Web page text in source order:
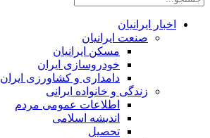
اخبار ایرانیان
صنعت ایرانیان
مسکن ایرانیان
خودروسازی ایران
دامداری و کشاورزی ایران
زندگی و خانواده ایرانی
اطلاعات عمومی مردم
اندیشه اسلامی
تحصیل